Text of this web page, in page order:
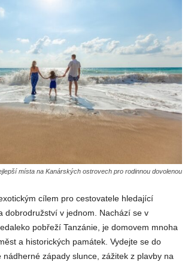
místa na Kanárských ostrovech pro rodinnou dovolenou
cílem pro cestovatele hledající
dobrodružství v jednom. Nachází se v
pobřeží Tanzánie, je domovem mnoha
a historických památek. Vydejte se do
nádherné západy slunce, zážitek z plavby na